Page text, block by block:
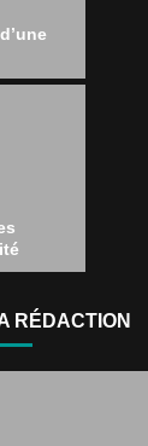
RÉDACTION